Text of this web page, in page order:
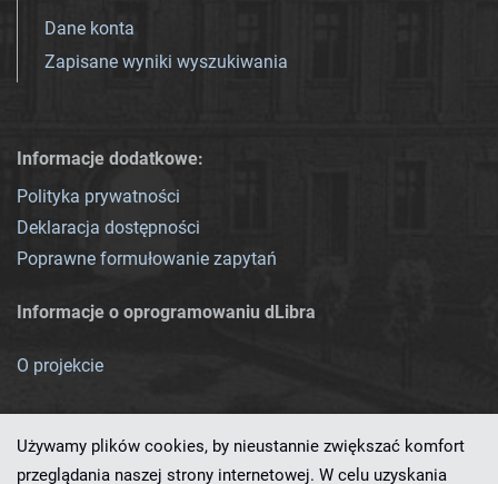
Dane konta
Zapisane wyniki wyszukiwania
Informacje dodatkowe:
Polityka prywatności
Deklaracja dostępności
Poprawne formułowanie zapytań
Informacje o oprogramowaniu dLibra
O projekcie
Używamy plików cookies, by nieustannie zwiększać komfort
przeglądania naszej strony internetowej. W celu uzyskania